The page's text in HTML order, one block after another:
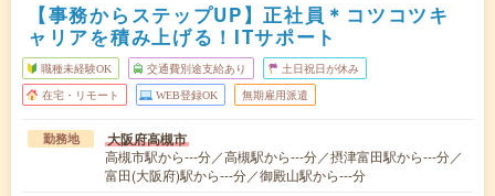
【事務からステップUP】正社員＊コツコツキ
ャリアを積み上げる！ITサポート
職種未経験OK 交通費別途支給あり 土日祝日が休み
在宅・リモート WEB登録OK 無期雇用派遣
勤務地 大阪府高槻市
高槻市駅から---分／高槻駅から---分／摂津富田駅から---分／
富田(大阪府)駅から---分／御殿山駅から---分